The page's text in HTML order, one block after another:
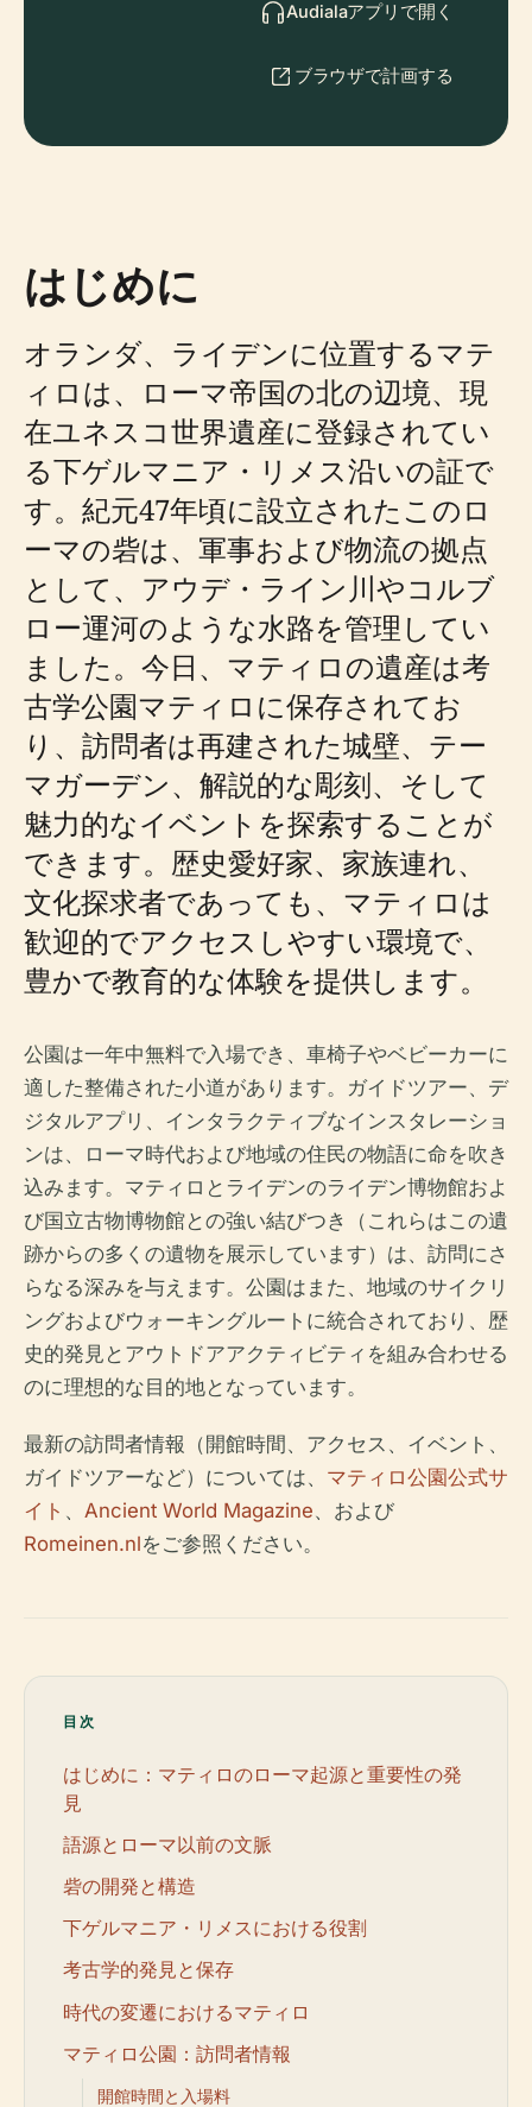
Audialaアプリで開く
ブラウザで計画する
はじめに
オランダ、ライデンに位置するマテ
ィロは、ローマ帝国の北の辺境、現
在ユネスコ世界遺産に登録されてい
る下ゲルマニア・リメス沿いの証で
す。紀元47年頃に設立されたこのロ
ーマの砦は、軍事および物流の拠点
として、アウデ・ライン川やコルブ
ロー運河のような水路を管理してい
ました。今日、マティロの遺産は考
古学公園マティロに保存されてお
り、訪問者は再建された城壁、テー
マガーデン、解説的な彫刻、そして
魅力的なイベントを探索することが
できます。歴史愛好家、家族連れ、
文化探求者であっても、マティロは
歓迎的でアクセスしやすい環境で、
豊かで教育的な体験を提供します。
公園は一年中無料で入場でき、車椅子やベビーカーに
適した整備された小道があります。ガイドツアー、デ
ジタルアプリ、インタラクティブなインスタレーショ
ンは、ローマ時代および地域の住民の物語に命を吹き
込みます。マティロとライデンのライデン博物館およ
び国立古物博物館との強い結びつき（これらはこの遺
跡からの多くの遺物を展示しています）は、訪問にさ
らなる深みを与えます。公園はまた、地域のサイクリ
ングおよびウォーキングルートに統合されており、歴
史的発見とアウトドアアクティビティを組み合わせる
のに理想的な目的地となっています。
最新の訪問者情報（開館時間、アクセス、イベント、
ガイドツアーなど）については、 マティロ公園公式サ
イト 、 Ancient World Magazine、および
Romeinen.nlをご参照ください。
目次
はじめに：マティロのローマ起源と重要性の発
見
語源とローマ以前の文脈
砦の開発と構造
下ゲルマニア・リメスにおける役割
考古学的発見と保存
時代の変遷におけるマティロ
マティロ公園：訪問者情報
開館時間と入場料